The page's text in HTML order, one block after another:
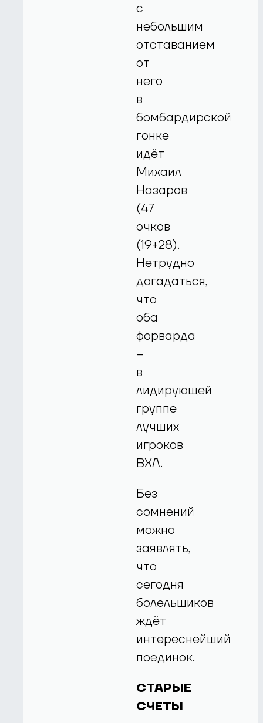
с
небольшим
отставанием
от
него
в
бомбардирской
гонке
идёт
Михаил
Назаров
(47
очков
(19+28).
Нетрудно
догадаться,
что
оба
форварда
–
в
лидирующей
группе
лучших
игроков
ВХЛ.
Без
сомнений
можно
заявлять,
что
сегодня
болельщиков
ждёт
интереснейший
поединок.
СТАРЫЕ
СЧЕТЫ